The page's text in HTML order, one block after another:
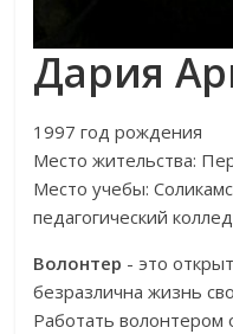
Дария
1997 год рождения
Место жительства:
Место учебы:
педагогический
Волонтер - это
безразлична жизнь
Работать волонтером